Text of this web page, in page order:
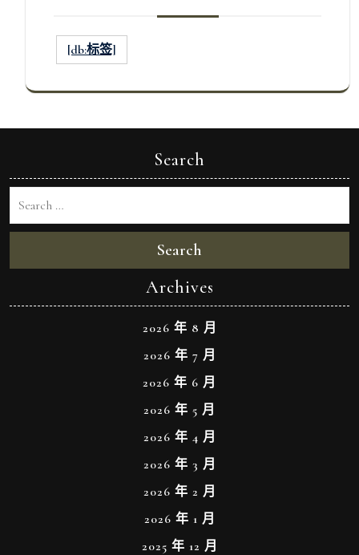
[db:标签]
Search
Search
Archives
2026 年 8 月
2026 年 7 月
2026 年 6 月
2026 年 5 月
2026 年 4 月
2026 年 3 月
2026 年 2 月
2026 年 1 月
2025 年 12 月